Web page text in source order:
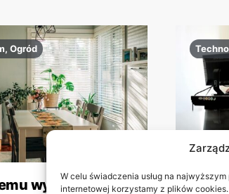
W celu świadczenia usług na
internetowej korzystamy z plików
Ogród
wybór